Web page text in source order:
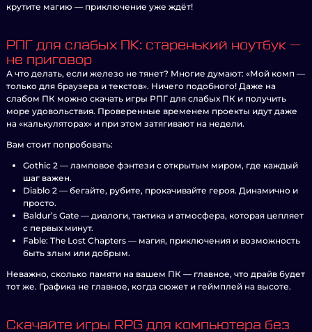
крутите магию — приключение уже ждёт!
РПГ для слабых ПК: старенький ноутбук —
не приговор
А что делать, если железо не тянет? Многие думают: «Мой комп —
только для браузера и текстов». Ничего подобного! Даже на
слабом ПК можно скачать игры РПГ для слабых ПК и получить
море удовольствия. Проверенные временем проекты идут даже
на «калькуляторах» и при этом затягивают на недели.
Вам стоит попробовать:
Gothic 2 — ламповое фэнтези с открытым миром, где каждый
шаг важен.
Diablo 2 — бегайте, рубите, прокачивайте героя. Динамично и
просто.
Baldur’s Gate — диалоги, тактика и атмосфера, которая цепляет
с первых минут.
Fable: The Lost Chapters — магия, приключения и возможность
быть злым или добрым.
Неважно, сколько памяти на вашем ПК — главное, что драйв будет
тот же. Графика не главное, когда сюжет и геймплей на высоте.
Скачайте игры RPG для компьютера без